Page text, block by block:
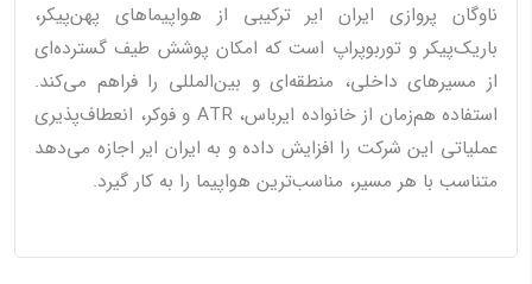
ناوگان پروازی ایران ایر ترکیبی از هواپیماهای پهن‌پیکر،
باریک‌پیکر و توربوپراپ است که امکان پوشش طیف گسترده‌ای
از مسیرهای داخلی، منطقه‌ای و بین‌المللی را فراهم می‌کند.
استفاده هم‌زمان از خانواده ایرباس، ATR و فوکر، انعطاف‌پذیری
عملیاتی این شرکت را افزایش داده و به ایران ایر اجازه می‌دهد
متناسب با هر مسیر، مناسب‌ترین هواپیما را به کار گیرد.